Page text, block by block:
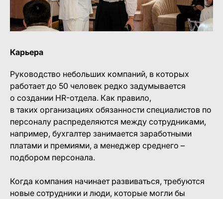
Карьера
Руководство небольших компаний, в которых
работает до 50 человек редко задумывается
о создании HR-отдела. Как правило,
в таких организациях обязанности специалистов по
персоналу распределяются между сотрудниками,
например, бухгалтер занимается заработными
платами и премиями, а менеджер среднего –
подбором персонала.
Когда компания начинает развиваться, требуются
новые сотрудники и люди, которые могли бы